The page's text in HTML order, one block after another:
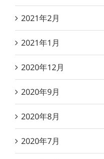
2021年2月
2021年1月
2020年12月
2020年9月
2020年8月
2020年7月